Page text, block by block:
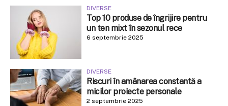
DIVERSE
Top 10 produse de îngrijire pentru
un ten mixt în sezonul rece
6 septembrie 2025
DIVERSE
Riscuri în amânarea constantă a
micilor proiecte personale
2 septembrie 2025